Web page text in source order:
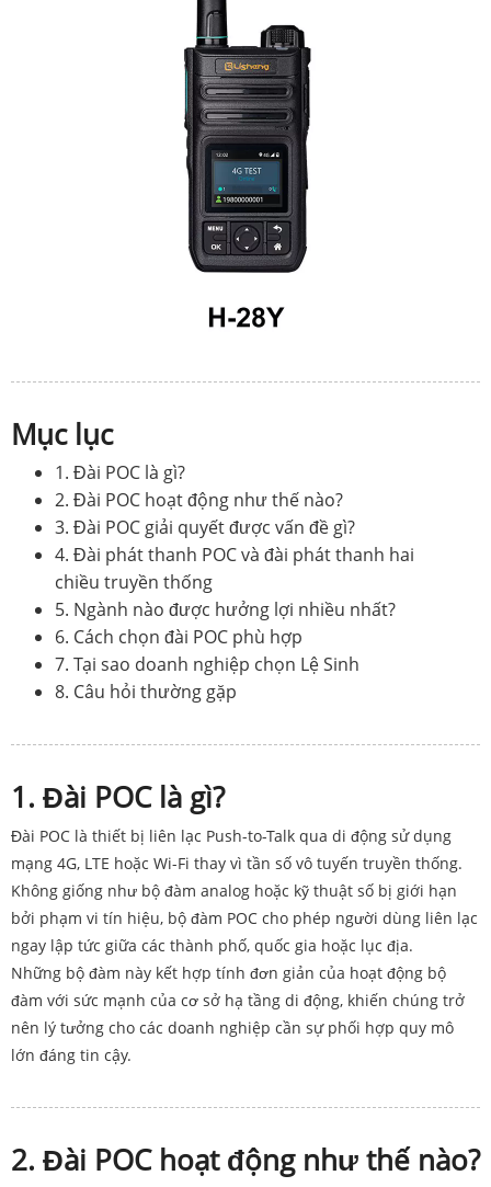
Mục lục
1. Đài POC là gì?
2. Đài POC hoạt động như thế nào?
3. Đài POC giải quyết được vấn đề gì?
4. Đài phát thanh POC và đài phát thanh hai
chiều truyền thống
5. Ngành nào được hưởng lợi nhiều nhất?
6. Cách chọn đài POC phù hợp
7. Tại sao doanh nghiệp chọn Lệ Sinh
8. Câu hỏi thường gặp
1. Đài POC là gì?
Đài POC là thiết bị liên lạc Push-to-Talk qua di động sử dụng
mạng 4G, LTE hoặc Wi-Fi thay vì tần số vô tuyến truyền thống.
Không giống như bộ đàm analog hoặc kỹ thuật số bị giới hạn
bởi phạm vi tín hiệu, bộ đàm POC cho phép người dùng liên lạc
ngay lập tức giữa các thành phố, quốc gia hoặc lục địa.
Những bộ đàm này kết hợp tính đơn giản của hoạt động bộ
đàm với sức mạnh của cơ sở hạ tầng di động, khiến chúng trở
nên lý tưởng cho các doanh nghiệp cần sự phối hợp quy mô
lớn đáng tin cậy.
2. Đài POC hoạt động như thế nào?